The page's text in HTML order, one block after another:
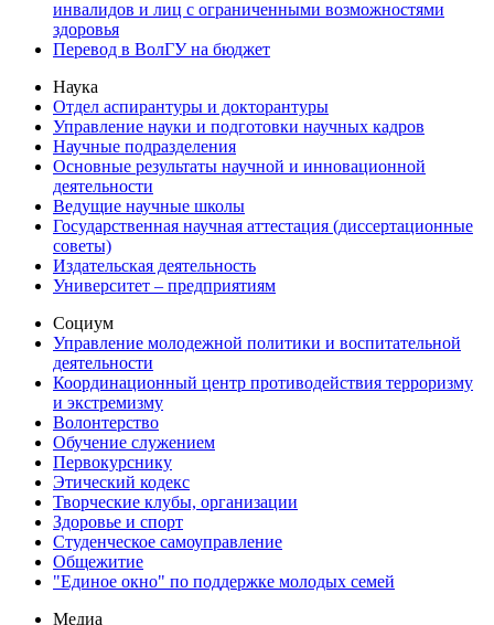
инвалидов и лиц с ограниченными возможностями
здоровья
Перевод в ВолГУ на бюджет
Наука
Отдел аспирантуры и докторантуры
Управление науки и подготовки научных кадров
Научные подразделения
Основные результаты научной и инновационной
деятельности
Ведущие научные школы
Государственная научная аттестация (диссертационные
советы)
Издательская деятельность
Университет – предприятиям
Социум
Управление молодежной политики и воспитательной
деятельности
Координационный центр противодействия терроризму
и экстремизму
Волонтерство
Обучение служением
Первокурснику
Этический кодекс
Творческие клубы, организации
Здоровье и спорт
Студенческое самоуправление
Общежитие
"Единое окно" по поддержке молодых семей
Медиа